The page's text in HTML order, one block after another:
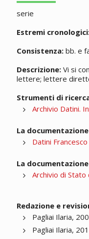
serie
Estremi
Consistenza:bb. e
Descrizione:Vi si
lettere; lettere
Strumenti di
Archivio Datini.
La
Datini Francesco
La
Archivio di Stato
Redazione e
Pagliai Ilaria,
Pagliai Ilaria,